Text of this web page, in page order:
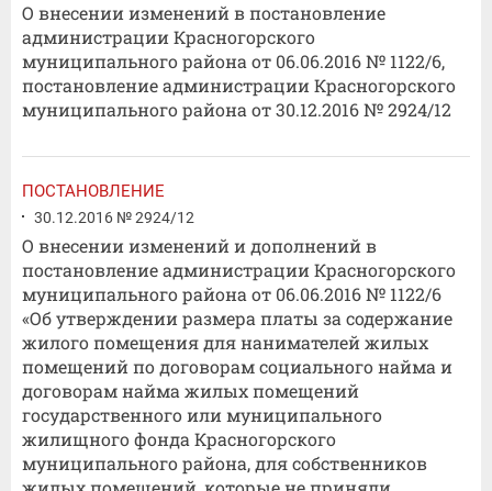
О внесении изменений в постановление
администрации Красногорского
муниципального района от 06.06.2016 № 1122/6,
постановление администрации Красногорского
муниципального района от 30.12.2016 № 2924/12
ПОСТАНОВЛЕНИЕ
30.12.2016 № 2924/12
О внесении изменений и дополнений в
постановление администрации Красногорского
муниципального района от 06.06.2016 № 1122/6
«Об утверждении размера платы за содержание
жилого помещения для нанимателей жилых
помещений по договорам социального найма и
договорам найма жилых помещений
государственного или муниципального
жилищного фонда Красногорского
муниципального района, для собственников